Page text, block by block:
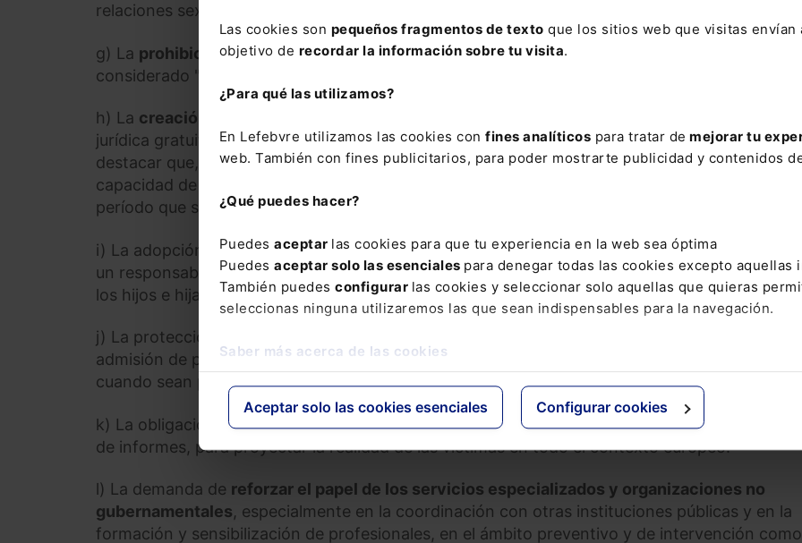
Las cookies son pequeños fragmentos de texto que los sitios web que visitas envían
objetivo de recordar la información sobre tu visita.
¿Para qué las utilizamos?
En Lefebvre utilizamos las cookies con fines analíticos para tratar de mejorar tu
web. También con fines publicitarios, para poder mostrarte publicidad y contenidos
¿Qué puedes hacer?
Puedes aceptar las cookies para que tu experiencia en la web sea óptima
Puedes aceptar solo las esenciales para denegar todas las cookies excepto aquellas
También puedes configurar las cookies y seleccionar solo aquellas que quieras
seleccionas ninguna utilizaremos las que sean indispensables para la navegación.
Saber más acerca de las cookies
Aceptar solo las cookies esenciales Configurar cookies
relaciones sexuales sin consentimiento, se considera un delito.
g) La prohibición de la divulgación de información privada en internet
considerado "exhibicionismo cibernético".
h) La creación de canales accesibles para denuncias
jurídica gratuita y la protección de la intimidad de la víctima durante los procesos judiciales.
destacar que, en situaciones de peligro inminente, las autoridades competentes tendrán la
capacidad de emitir órdenes urgentes de alejamiento, prohibición y/o protección, durante el
período que sea necesario.
i) La adopción demedidas para proteger a los menorescuando denuncian un delito
un responsable parental. Además, se incluye la protección y el reconocimiento como
los hijos e hijas de las víctimas de estas violencias.
j) La protección de la
admisión de pruebas relacionadas con la conducta sexual pasada de la víctima. Solo se
cuando sean pertinentes y necesarias.
k) La obligación dedesignar organismos interconectadospara la recogida de datos y
de informes, para proyectar la realidad de las víctimas en todo el contexto europeo.
l) La demanda de reforzar el papel de los servicios especializados y organizaciones no
gubernamentales, especialmente en la coordinación con otras instituciones públicas y en la
formación y sensibilización de profesionales, en el ámbito preventivo y de intervención como